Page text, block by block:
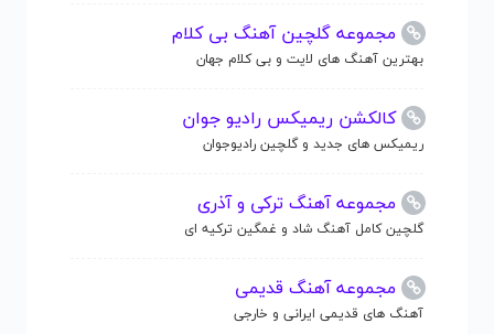
مجموعه گلچین آهنگ بی کلام
بهترین آهنگ های لایت و بی کلام جهان
کالکشن ریمیکس رادیو جوان
ریمیکس های جدید و گلچین رادیوجوان
مجموعه آهنگ ترکی و آذری
گلچین کامل آهنگ شاد و غمگین ترکیه ای
مجموعه آهنگ قدیمی
آهنگ های قدیمی ایرانی و خارجی